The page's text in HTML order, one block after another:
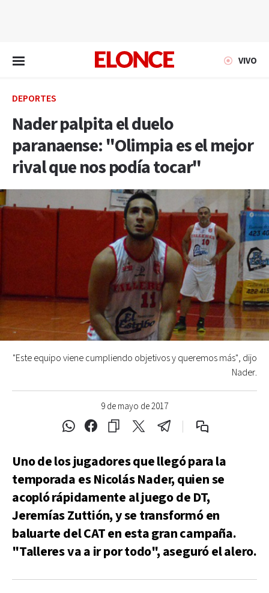
VIVO
DEPORTES
Nader palpita el duelo
paranaense: "Olimpia es el mejor
rival que nos podía tocar"
9 de mayo de 2017
"Este equipo viene cumpliendo objetivos y queremos más", dijo
Nader.
Uno de los jugadores que llegó para la
temporada es Nicolás Nader, quien se
acopló rápidamente al juego de DT,
Jeremías Zuttión, y se transformó en
baluarte del CAT en esta gran campaña.
"Talleres va a ir por todo", aseguró el alero.